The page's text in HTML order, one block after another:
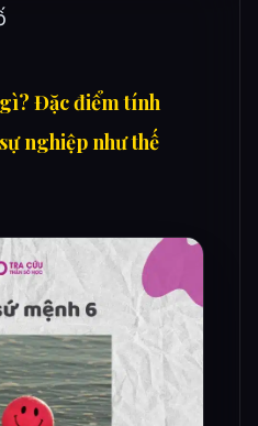
Đặc điểm tính
nghiệp như thế